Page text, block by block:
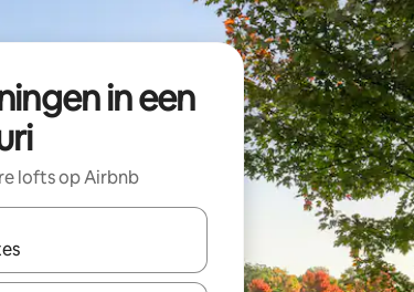
in een
lofts op Airbnb
zijn, maak je een keuze met je de